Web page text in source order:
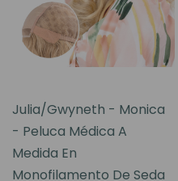
Julia/Gwyneth - Monica
- Peluca Médica A
Medida En
Monofilamento De Seda